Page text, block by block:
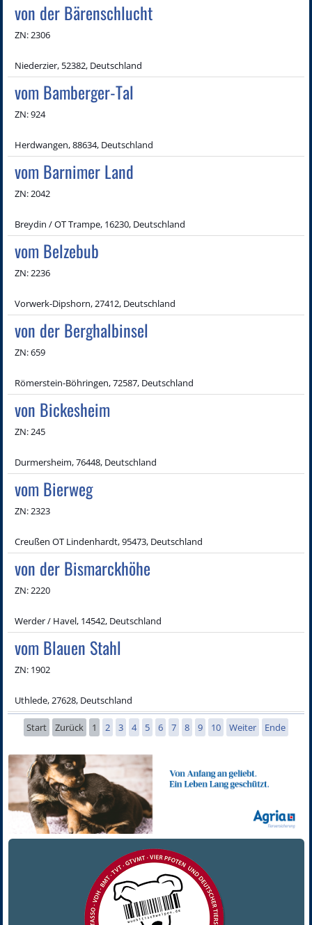
von der Bärenschlucht
ZN: 2306
Niederzier, 52382, Deutschland
vom Bamberger-Tal
ZN: 924
Herdwangen, 88634, Deutschland
vom Barnimer Land
ZN: 2042
Breydin / OT Trampe, 16230, Deutschland
vom Belzebub
ZN: 2236
Vorwerk-Dipshorn, 27412, Deutschland
von der Berghalbinsel
ZN: 659
Römerstein-Böhringen, 72587, Deutschland
von Bickesheim
ZN: 245
Durmersheim, 76448, Deutschland
vom Bierweg
ZN: 2323
Creußen OT Lindenhardt, 95473, Deutschland
von der Bismarckhöhe
ZN: 2220
Werder / Havel, 14542, Deutschland
vom Blauen Stahl
ZN: 1902
Uthlede, 27628, Deutschland
Start Zurück 1 2 3 4 5 6 7 8 9 10 Weiter Ende